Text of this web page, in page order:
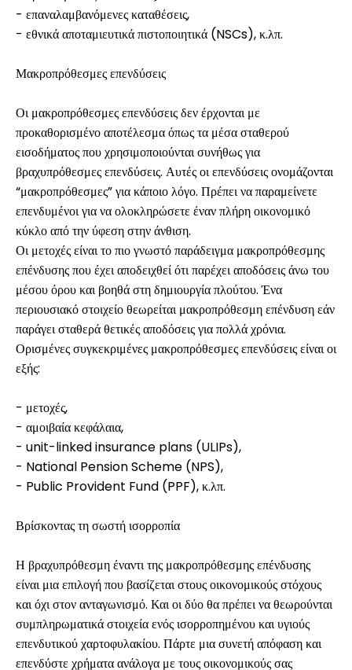
- επαναλαμβανόμενες καταθέσεις,
- εθνικά αποταμιευτικά πιστοποιητικά (NSCs), κ.λπ.
Μακροπρόθεσμες επενδύσεις
Οι μακροπρόθεσμες επενδύσεις δεν έρχονται με
προκαθορισμένο αποτέλεσμα όπως τα μέσα σταθερού
εισοδήματος που χρησιμοποιούνται συνήθως για
βραχυπρόθεσμες επενδύσεις. Αυτές οι επενδύσεις ονομάζονται
“μακροπρόθεσμες” για κάποιο λόγο. Πρέπει να παραμείνετε
επενδυμένοι για να ολοκληρώσετε έναν πλήρη οικονομικό
κύκλο από την ύφεση στην άνθιση.
Οι μετοχές είναι το πιο γνωστό παράδειγμα μακροπρόθεσμης
επένδυσης που έχει αποδειχθεί ότι παρέχει αποδόσεις άνω του
μέσου όρου και βοηθά στη δημιουργία πλούτου. Ένα
περιουσιακό στοιχείο θεωρείται μακροπρόθεσμη επένδυση εάν
παράγει σταθερά θετικές αποδόσεις για πολλά χρόνια.
Ορισμένες συγκεκριμένες μακροπρόθεσμες επενδύσεις είναι οι
εξής:
- μετοχές,
- αμοιβαία κεφάλαια,
- unit-linked insurance plans (ULIPs),
- National Pension Scheme (NPS),
- Public Provident Fund (PPF), κ.λπ.
Βρίσκοντας τη σωστή ισορροπία
Η βραχυπρόθεσμη έναντι της μακροπρόθεσμης επένδυσης
είναι μια επιλογή που βασίζεται στους οικονομικούς στόχους
και όχι στον ανταγωνισμό. Και οι δύο θα πρέπει να θεωρούνται
συμπληρωματικά στοιχεία ενός ισορροπημένου και υγιούς
επενδυτικού χαρτοφυλακίου. Πάρτε μια συνετή απόφαση και
επενδύστε χρήματα ανάλογα με τους οικονομικούς σας